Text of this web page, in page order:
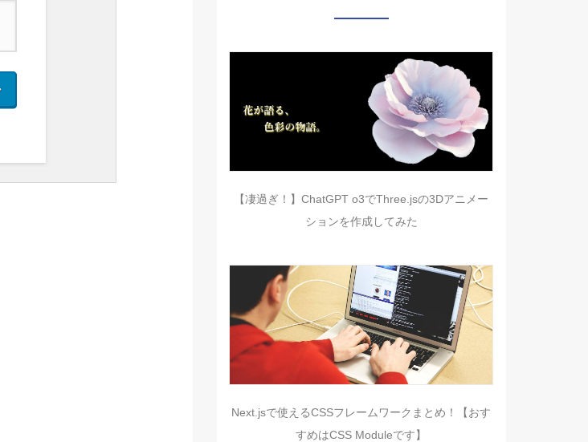
【凄過ぎ！】ChatGPT o3でThree.jsの3Dアニメー
ションを作成してみた
Next.jsで使えるCSSフレームワークまとめ！【おす
すめはCSS Moduleです】